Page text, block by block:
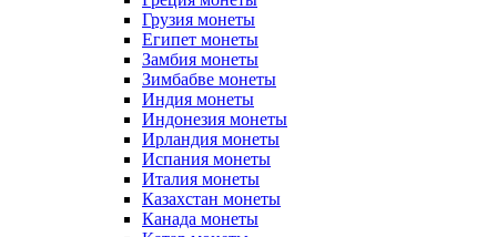
Грузия монеты
Египет монеты
Замбия монеты
Зимбабве монеты
Индия монеты
Индонезия монеты
Ирландия монеты
Испания монеты
Италия монеты
Казахстан монеты
Канада монеты